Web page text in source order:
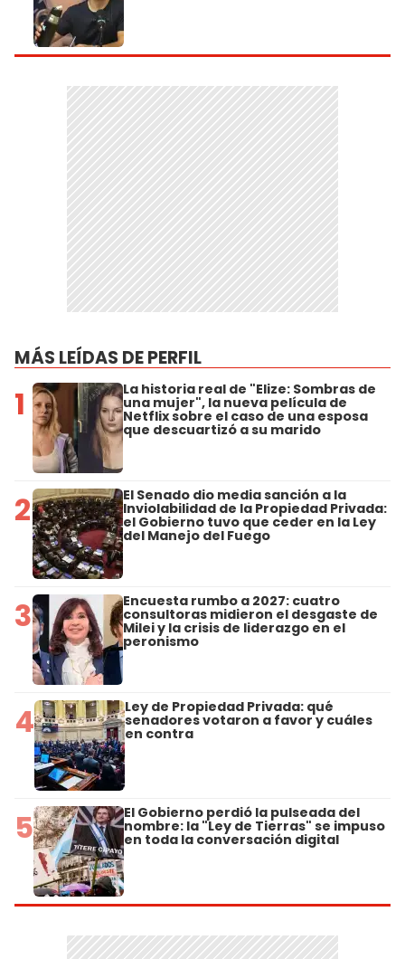
MÁS LEÍDAS DE PERFIL
1 La historia real de "Elize: Sombras de
una mujer", la nueva película de
Netflix sobre el caso de una esposa
que descuartizó a su marido
2 El Senado dio media sanción a la
Inviolabilidad de la Propiedad Privada:
el Gobierno tuvo que ceder en la Ley
del Manejo del Fuego
3 Encuesta rumbo a 2027: cuatro
consultoras midieron el desgaste de
Milei y la crisis de liderazgo en el
peronismo
4 Ley de Propiedad Privada: qué
senadores votaron a favor y cuáles
en contra
5 El Gobierno perdió la pulseada del
nombre: la "Ley de Tierras" se impuso
en toda la conversación digital